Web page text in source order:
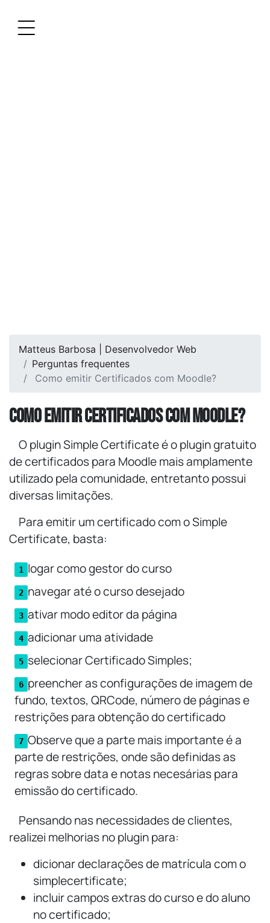
Matteus Barbosa | Desenvolvedor Web
Perguntas frequentes
Como emitir Certificados com Moodle?
Como emitir Certificados com Moodle?
O plugin Simple Certificate é o plugin gratuito
de certificados para Moodle mais amplamente
utilizado pela comunidade, entretanto possui
diversas limitações.
Para emitir um certificado com o Simple
Certificate, basta:
logar como gestor do curso
navegar até o curso desejado
ativar modo editor da página
adicionar uma atividade
selecionar Certificado Simples;
preencher as configurações de imagem de
fundo, textos, QRCode, número de páginas e
restrições para obtenção do certificado
Observe que a parte mais importante é a
parte de restrições, onde são definidas as
regras sobre data e notas necesárias para
emissão do certificado.
Pensando nas necessidades de clientes,
realizei melhorias no plugin para:
dicionar declarações de matrícula com o
simplecertificate;
incluir campos extras do curso e do aluno
no certificado;